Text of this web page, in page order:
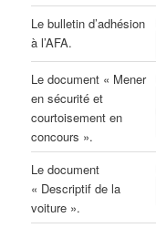
Le bulletin d’adhésion
à l’AFA.
Le document « Mener
en sécurité et
courtoisement en
concours ».
Le document
« Descriptif de la
voiture ».